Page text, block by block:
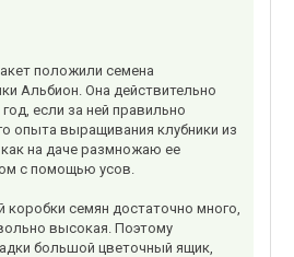
положили семена
Альбион. Она действительно
если за ней правильно
опыта выращивания клубники из
как на даче размножаю ее
с помощью усов.
семян достаточно много,
высокая. Поэтому
большой цветочный ящик,